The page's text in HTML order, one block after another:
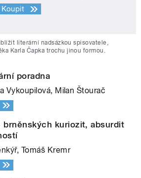
Koupit
literární nadsázkou spisovatele,
Karla Čapka trochu jinou formou.
poradna
Vykoupilová, Milan Štourač
brněnských kuriozit, absurdit
Tomáš Kremr